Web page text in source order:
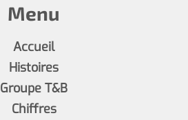
Menu
Accueil
Histoires
Groupe T&B
Chiffres